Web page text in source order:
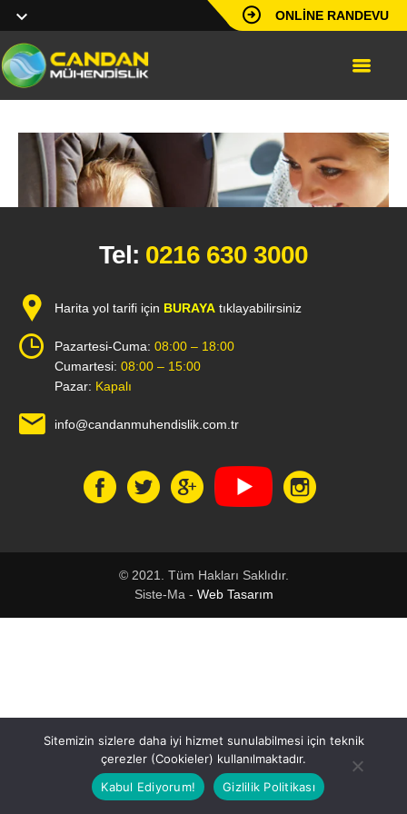
ONLINE RANDEVU
Tel: 0216 630 3000
Harita yol tarifi için BURAYA tıklayabilirsiniz
Pazartesi-Cuma: 08:00 – 18:00
Cumartesi: 08:00 – 15:00
Pazar: Kapalı
info@candanmuhendislik.com.tr
© 2021. Tüm Hakları Saklıdır.
Siste-Ma - Web Tasarım
Sitemizin sizlere daha iyi hizmet sunulabilmesi için teknik
çerezler (Cookieler) kullanılmaktadır.
Kabul Ediyorum!
Gizlilik Politikası